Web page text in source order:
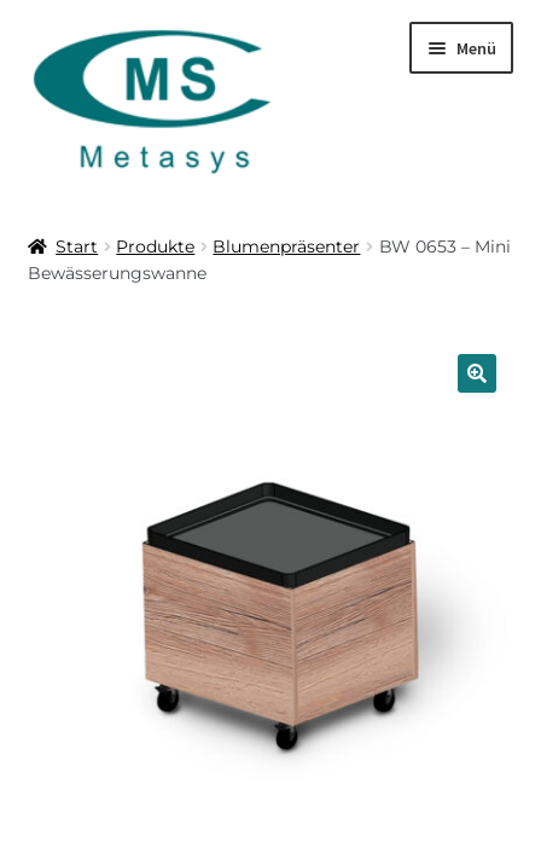
Navigation
springen
Inhalt
springen
Menü
Produkte
Meine Preisanfrage
Start Produkte Blumenpräsenter
BW 0653 – Mini
Bewässerungswanne